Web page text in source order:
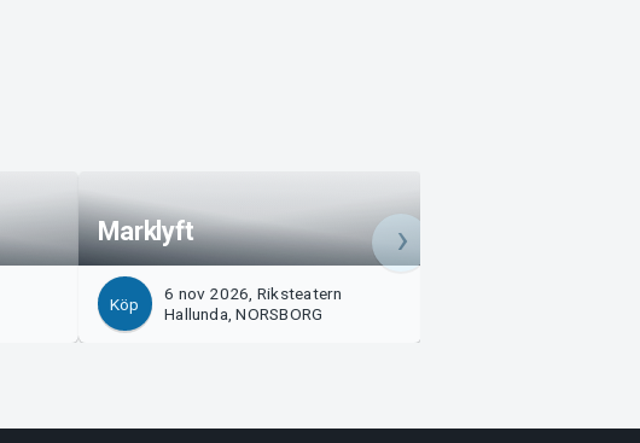
Marklyft
Köp
6 nov 2026, Riksteatern
Hallunda, NORSBORG